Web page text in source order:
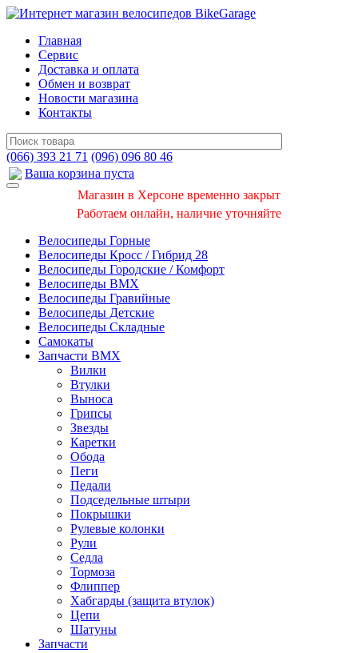
Главная
Сервис
Доставка и оплата
Обмен и возврат
Новости магазина
Контакты
(066) 393 21 71 (096) 096 80 46
Ваша корзина пуста
Магазин в Херсоне временно закрыт
Работаем онлайн, наличие уточняйте
Велосипеды Горные
Велосипеды Кросс / Гибрид 28
Велосипеды Городские / Комфорт
Велосипеды BMX
Велосипеды Гравийные
Велосипеды Детские
Велосипеды Складные
Самокаты
Запчасти BMX
Вилки
Втулки
Выноса
Грипсы
Звезды
Каретки
Обода
Пеги
Педали
Подседельные штыри
Покрышки
Рулевые колонки
Рули
Седла
Тормоза
Флиппер
Хабгарды (защита втулок)
Цепи
Шатуны
Запчасти